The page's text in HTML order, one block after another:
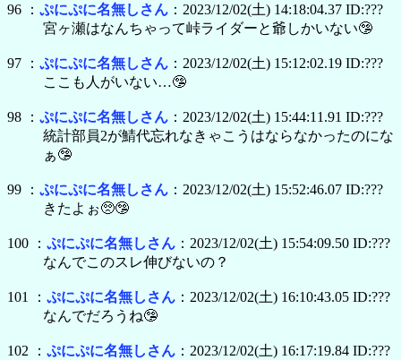
96 ： ぷにぷに名無しさん ：2023/12/02(土) 14:18:04.37 ID:???
宮ヶ瀬はなんちゃって峠ライダーと爺しかいない🤥
97 ： ぷにぷに名無しさん ：2023/12/02(土) 15:12:02.19 ID:???
ここも人がいない…🤥
98 ： ぷにぷに名無しさん ：2023/12/02(土) 15:44:11.91 ID:???
統計部員2が鯖代忘れなきゃこうはならなかったのにな
ぁ🤥
99 ： ぷにぷに名無しさん ：2023/12/02(土) 15:52:46.07 ID:???
きたよぉ🥺🤥
100 ： ぷにぷに名無しさん ：2023/12/02(土) 15:54:09.50 ID:???
なんでこのスレ伸びないの？
101 ： ぷにぷに名無しさん ：2023/12/02(土) 16:10:43.05 ID:???
なんでだろうね🤥
102 ： ぷにぷに名無しさん ：2023/12/02(土) 16:17:19.84 ID:???